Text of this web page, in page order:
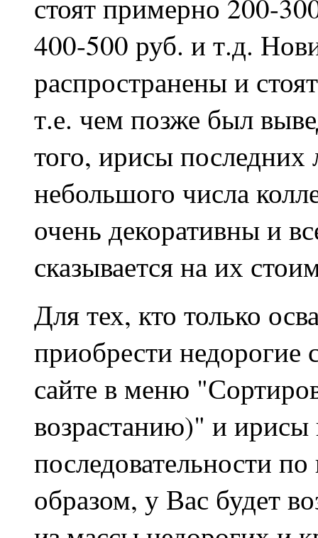
стоят примерно 200-
400-500 руб. и т.д.
распространены и
т.е. чем позже был
того, ирисы
небольшого числа
очень декоративны и
сказывается на их
Для тех, кто только
приобрести
сайте в меню
возрастанию)" и ирисы
последовательности
образом, у Вас будет